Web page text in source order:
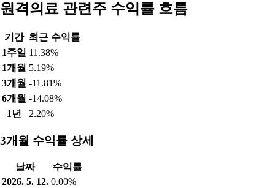
원격의료 관련주 수익률 흐름
기간 최근 수익률
1주일 11.38%
1개월 5.19%
3개월 -11.81%
6개월 -14.08%
1년
2.20%
3개월 수익률 상세
날짜
수익률
2026. 5. 12. 0.00%